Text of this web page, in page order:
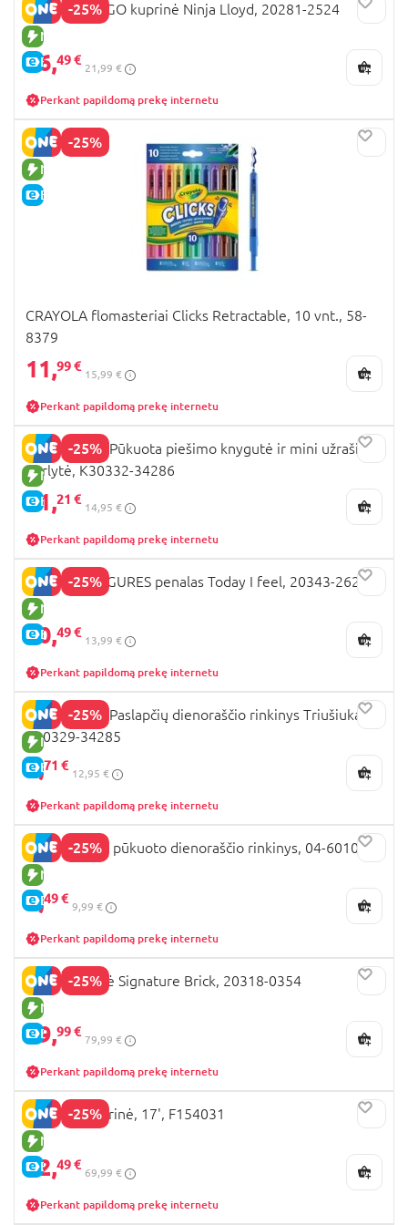
-25%
NAUJA PREKĖ
E-KAINA
LEGO NINJAGO kuprinė Ninja Lloyd, 20281-2524
16,49 €
21,99 €
Perkant papildomą prekę internetu
-25%
NAUJA PREKĖ
E-KAINA
CRAYOLA flomasteriai Clicks Retractable, 10 vnt., 58-
8379
11,99 €
15,99 €
Perkant papildomą prekę internetu
-25%
NAUJA PREKĖ
E-KAINA
DREAM POP Pūkuota piešimo knygutė ir mini užrašinė
Varlytė, K30332-34286
11,21 €
14,95 €
Perkant papildomą prekę internetu
-25%
NAUJA PREKĖ
E-KAINA
LEGO MINIFIGURES penalas Today I feel, 20343-2623
10,49 €
13,99 €
Perkant papildomą prekę internetu
-25%
NAUJA PREKĖ
E-KAINA
DREAM POP Paslapčių dienoraščio rinkinys Triušiukas,
K30329-34285
9,71 €
12,95 €
Perkant papildomą prekę internetu
-25%
NAUJA PREKĖ
E-KAINA
HELLO KITTY pūkuoto dienoraščio rinkinys, 04-6010
7,49 €
9,99 €
Perkant papildomą prekę internetu
-25%
NAUJA PREKĖ
E-KAINA
LEGO kuprinė Signature Brick, 20318-0354
59,99 €
79,99 €
Perkant papildomą prekę internetu
-25%
NAUJA PREKĖ
E-KAINA
KUROMI kuprinė, 17', F154031
52,49 €
69,99 €
Perkant papildomą prekę internetu